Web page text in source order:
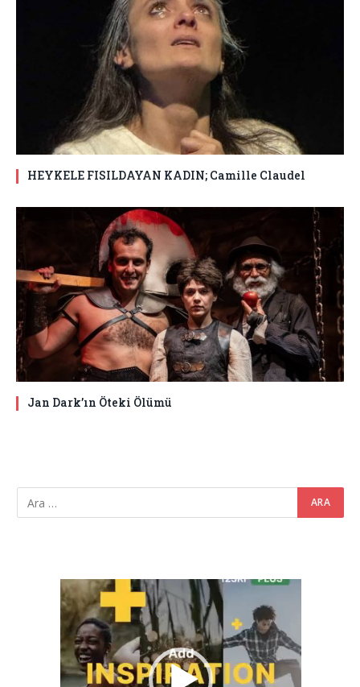
HEYKELE FISILDAYAN KADIN; Camille Claudel
Jan Dark’ın Öteki Ölümü
Video
oynatıcı